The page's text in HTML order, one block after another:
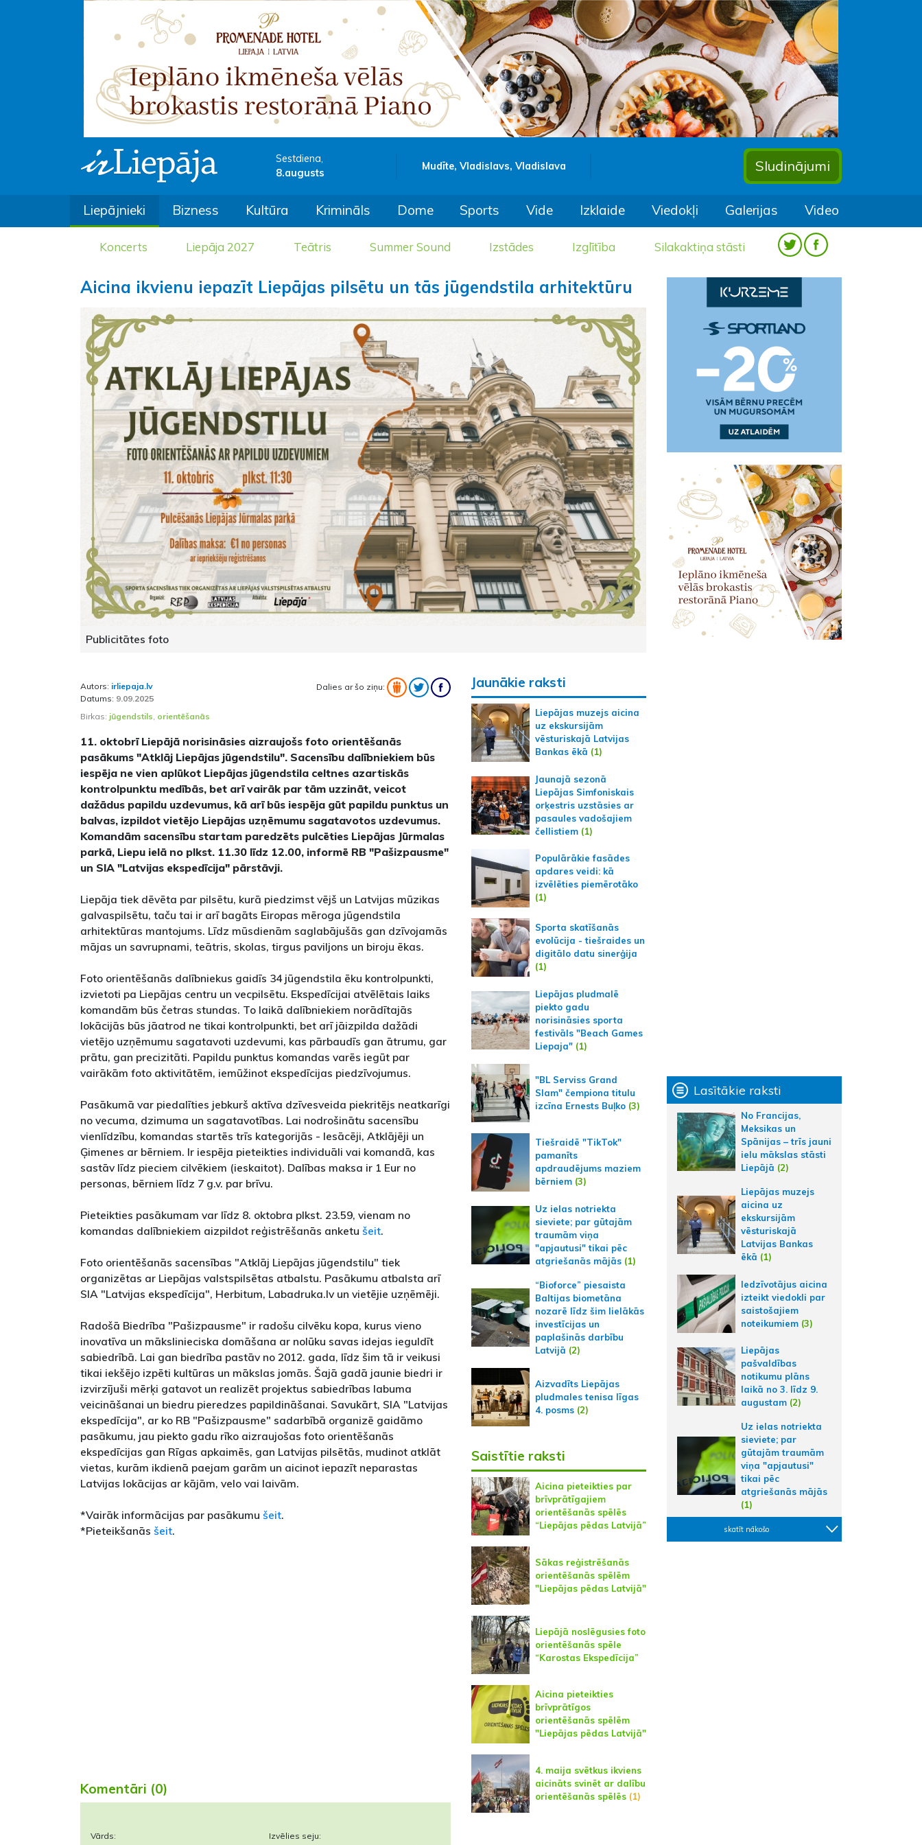
Sestdiena,
8.augusts
Mudīte, Vladislavs, Vladislava Sludinājumi
Liepājnieki Bizness Kultūra Krimināls Dome Sports Vide Izklaide Viedokļi Galerijas Video
Koncerts Liepāja 2027 Teātris Summer Sound Izstādes Izglītība Silakaktiņa stāsti
Aicina ikvienu iepazīt Liepājas pilsētu un tās jūgendstila arhitektūru
Publicitātes foto
Autors: irliepaja.lv
Datums: 9.09.2025
Dalies ar šo ziņu:
Birkas: jūgendstils orientēšanās
11. oktobrī Liepājā norisināsies aizraujošs foto orientēšanās
pasākums "Atklāj Liepājas jūgendstilu". Sacensību dalībniekiem būs
iespēja ne vien aplūkot Liepājas jūgendstila celtnes azartiskās
kontrolpunktu medībās, bet arī vairāk par tām uzzināt, veicot
dažādus papildu uzdevumus, kā arī būs iespēja gūt papildu punktus un
balvas, izpildot vietējo Liepājas uzņēmumu sagatavotos uzdevumus.
Komandām sacensību startam paredzēts pulcēties Liepājas Jūrmalas
parkā, Liepu ielā no plkst. 11.30 līdz 12.00, informē RB "Pašizpausme"
un SIA "Latvijas ekspedīcija" pārstāvji.
Liepāja tiek dēvēta par pilsētu, kurā piedzimst vējš un Latvijas mūzikas
galvaspilsētu, taču tai ir arī bagāts Eiropas mēroga jūgendstila
arhitektūras mantojums. Līdz mūsdienām saglabājušās gan dzīvojamās
mājas un savrupnami, teātris, skolas, tirgus paviljons un biroju ēkas.
Foto orientēšanās dalībniekus gaidīs 34 jūgendstila ēku kontrolpunkti,
izvietoti pa Liepājas centru un vecpilsētu. Ekspedīcijai atvēlētais laiks
komandām būs četras stundas. To laikā dalībniekiem norādītajās
lokācijās būs jāatrod ne tikai kontrolpunkti, bet arī jāizpilda dažādi
vietējo uzņēmumu sagatavoti uzdevumi, kas pārbaudīs gan ātrumu, gar
prātu, gan precizitāti. Papildu punktus komandas varēs iegūt par
vairākām foto aktivitātēm, iemūžinot ekspedīcijas piedzīvojumus.
Pasākumā var piedalīties jebkurš aktīva dzīvesveida piekritējs neatkarīgi
no vecuma, dzimuma un sagatavotības. Lai nodrošinātu sacensību
vienlīdzību, komandas startēs trīs kategorijās - Iesācēji, Atklājēji un
Ģimenes ar bērniem. Ir iespēja pieteikties individuāli vai komandā, kas
sastāv līdz pieciem cilvēkiem (ieskaitot). Dalības maksa ir 1 Eur no
personas, bērniem līdz 7 g.v. par brīvu.
Pieteikties pasākumam var līdz 8. oktobra plkst. 23.59, vienam no
komandas dalībniekiem aizpildot reģistrēšanās anketu šeit.
Foto orientēšanās sacensības "Atklāj Liepājas jūgendstilu" tiek
organizētas ar Liepājas valstspilsētas atbalstu. Pasākumu atbalsta arī
SIA "Latvijas ekspedīcija", Herbitum, Labadruka.lv un vietējie uzņēmēji.
Radošā Biedrība "Pašizpausme" ir radošu cilvēku kopa, kurus vieno
inovatīva un mākslinieciska domāšana ar nolūku savas idejas ieguldīt
sabiedrībā. Lai gan biedrība pastāv no 2012. gada, līdz šim tā ir veikusi
tikai iekšējo izpēti kultūras un mākslas jomās. Šajā gadā jaunie biedri ir
izvirzījuši mērķi gatavot un realizēt projektus sabiedrības labuma
veicināšanai un biedru pieredzes papildināšanai. Savukārt, SIA "Latvijas
ekspedīcija", ar ko RB "Pašizpausme" sadarbībā organizē gaidāmo
pasākumu, jau piekto gadu rīko aizraujošas foto orientēšanās
ekspedīcijas gan Rīgas apkaimēs, gan Latvijas pilsētās, mudinot atklāt
vietas, kurām ikdienā paejam garām un aicinot iepazīt neparastas
Latvijas lokācijas ar kājām, velo vai laivām.
*Vairāk informācijas par pasākumu šeit.
*Pieteikšanās šeit.
Komentāri (0)
Vārds: Izvēlies seju:
Jaunākie raksti
Liepājas muzejs aicina
uz ekskursijām
vēsturiskajā Latvijas
Bankas ēkā (1)
Jaunajā sezonā
Liepājas Simfoniskais
orķestris uzstāsies ar
pasaules vadošajiem
čellistiem(1)
Populārākie fasādes
apdares veidi: kā
izvēlēties piemērotāko
(1)
Sporta skatīšanās
evolūcija - tiešraides un
digitālo datu sinerģija
(1)
Liepājas pludmalē
piekto gadu
norisināsies sporta
festivāls "Beach Games
Liepaja"(1)
"BL Serviss Grand
Slam" čempiona titulu
izcīna Ernests Buļko(3)
Tiešraidē "TikTok"
pamanīts
apdraudējums maziem
bērniem(3)
Uz ielas notriekta
sieviete; par gūtajām
traumām viņa
"apjautusi" tikai pēc
atgriešanās mājās(1)
“Bioforce” piesaista
Baltijas biometāna
nozarē līdz šim lielākās
investīcijas un
paplašinās darbību
Latvijā (2)
Aizvadīts Liepājas
pludmales tenisa līgas
4. posms(2)
Saistītie raksti
Aicina pieteikties par
brīvprātīgajiem
orientēšanās spēlēs
“Liepājas pēdas Latvijā”
Sākas reģistrēšanās
orientēšanās spēlēm
"Liepājas pēdas Latvijā"
Liepājā noslēgusies foto
orientēšanās spēle
“Karostas Ekspedīcija”
Aicina pieteikties
brīvprātīgos
orientēšanās spēlēm
"Liepājas pēdas Latvijā"
4. maija svētkus ikviens
aicināts svinēt ar dalību
orientēšanās spēlēs (1)
Lasītākie raksti
No Francijas,
Meksikas un
Spānijas – trīs jauni
ielu mākslas stāsti
Liepājā (2)
Liepājas muzejs
aicina uz
ekskursijām
vēsturiskajā
Latvijas Bankas
ēkā (1)
Iedzīvotājus aicina
izteikt viedokli par
saistošajiem
noteikumiem (3)
Liepājas
pašvaldības
notikumu plāns
laikā no 3. līdz 9.
augustam (2)
Uz ielas notriekta
sieviete; par
gūtajām traumām
viņa "apjautusi"
tikai pēc
atgriešanās mājās
(1)
skatīt nākošo